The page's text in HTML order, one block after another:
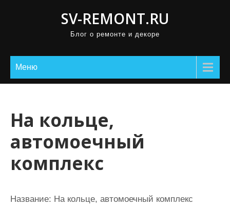
SV-REMONT.RU
Блог о ремонте и декоре
Меню
На кольце,
автомоечный
комплекс
Название: На кольце, автомоечный комплекс